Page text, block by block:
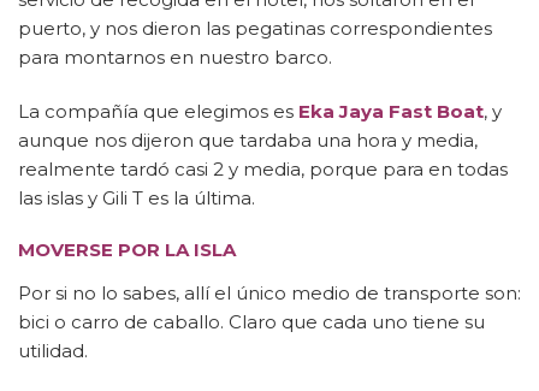
puerto, y nos dieron las pegatinas correspondientes
para montarnos en nuestro barco.
La compañía que elegimos es Eka Jaya Fast Boat, y
aunque nos dijeron que tardaba una hora y media,
realmente tardó casi 2 y media, porque para en todas
las islas y Gili T es la última.
MOVERSE POR LA ISLA
Por si no lo sabes, allí el único medio de transporte son:
bici o carro de caballo. Claro que cada uno tiene su
utilidad.